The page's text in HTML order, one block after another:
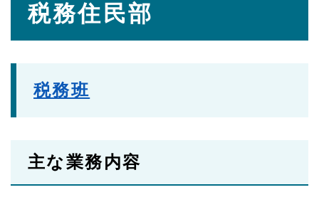
税務住民部
税務班
主な業務内容